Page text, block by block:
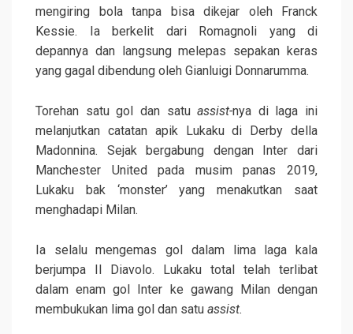
mengiring bola tanpa bisa dikejar oleh Franck
Kessie. Ia berkelit dari Romagnoli yang di
depannya dan langsung melepas sepakan keras
yang gagal dibendung oleh Gianluigi Donnarumma.
Torehan satu gol dan satuassist-nya di laga ini
melanjutkan catatan apik Lukaku di Derby della
Madonnina. Sejak bergabung dengan Inter dari
Manchester United pada musim panas 2019,
Lukaku bak ‘monster’ yang menakutkan saat
menghadapi Milan.
Ia selalu mengemas gol dalam lima laga kala
berjumpa Il Diavolo. Lukaku total telah terlibat
dalam enam gol Inter ke gawang Milan dengan
membukukan lima gol dan satu assist.